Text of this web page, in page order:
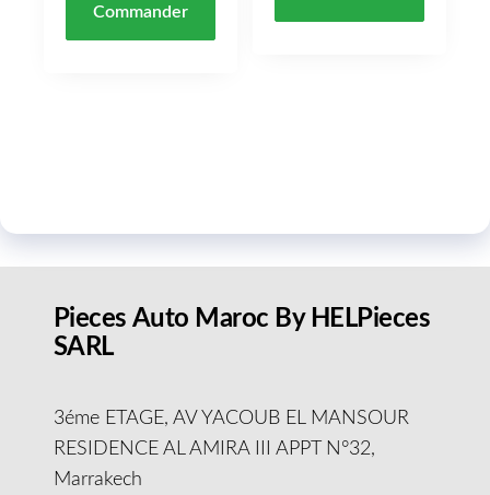
Commander
Pieces Auto Maroc By HELPieces
SARL
3éme ETAGE, AV YACOUB EL MANSOUR
RESIDENCE AL AMIRA III APPT N°32,
Marrakech